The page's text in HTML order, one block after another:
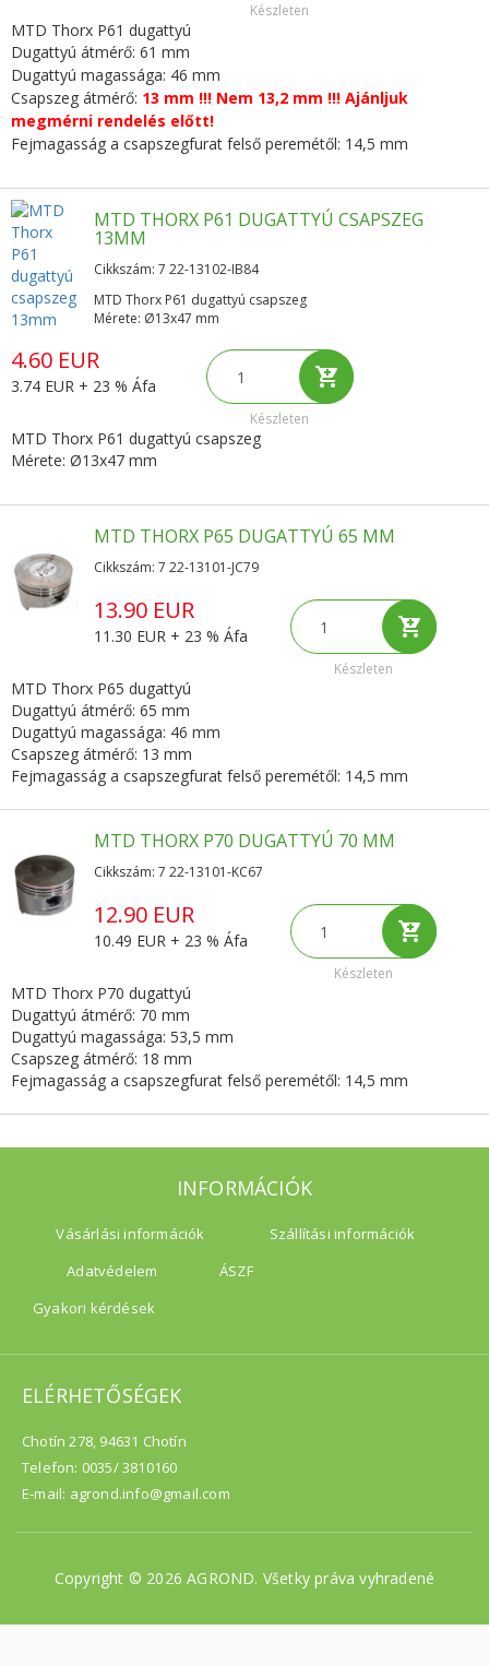
Készleten
MTD Thorx P61 dugattyú
Dugattyú átmérő: 61 mm
Dugattyú magassága: 46 mm
Csapszeg átmérő: 13 mm !!! Nem 13,2 mm !!! Ajánljuk
megmérni rendelés előtt!
Fejmagasság a csapszegfurat felső peremétől: 14,5 mm
MTD THORX P61 DUGATTYÚ CSAPSZEG
13MM
Cikkszám: 7 22-13102-IB84
MTD Thorx P61 dugattyú csapszeg
Mérete: Ø13x47 mm
4.60 EUR
3.74 EUR + 23 % Áfa
Készleten
MTD Thorx P61 dugattyú csapszeg
Mérete: Ø13x47 mm
MTD THORX P65 DUGATTYÚ 65 MM
Cikkszám: 7 22-13101-JC79
13.90 EUR
11.30 EUR + 23 % Áfa
Készleten
MTD Thorx P65 dugattyú
Dugattyú átmérő: 65 mm
Dugattyú magassága: 46 mm
Csapszeg átmérő: 13 mm
Fejmagasság a csapszegfurat felső peremétől: 14,5 mm
MTD THORX P70 DUGATTYÚ 70 MM
Cikkszám: 7 22-13101-KC67
12.90 EUR
10.49 EUR + 23 % Áfa
Készleten
MTD Thorx P70 dugattyú
Dugattyú átmérő: 70 mm
Dugattyú magassága: 53,5 mm
Csapszeg átmérő: 18 mm
Fejmagasság a csapszegfurat felső peremétől: 14,5 mm
INFORMÁCIÓK
Vásárlási információk
Szállítási információk
Adatvédelem
ÁSZF
Gyakori kérdések
ELÉRHETŐSÉGEK
Chotín 278, 94631 Chotín
Telefon: 0035/ 3810160
E-mail: agrond.info@gmail.com
Copyright © 2026 AGROND. Všetky práva vyhradené